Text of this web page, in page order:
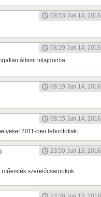
08:53 Jun 14, 2016
08:29 Jun 14, 2016
állami tulajdonba
08:19 Jun 14, 2016
08:15 Jun 14, 2016
2011-ben lebontottak.
23:50 Jun 13, 2016
szerelőcsarnokok.